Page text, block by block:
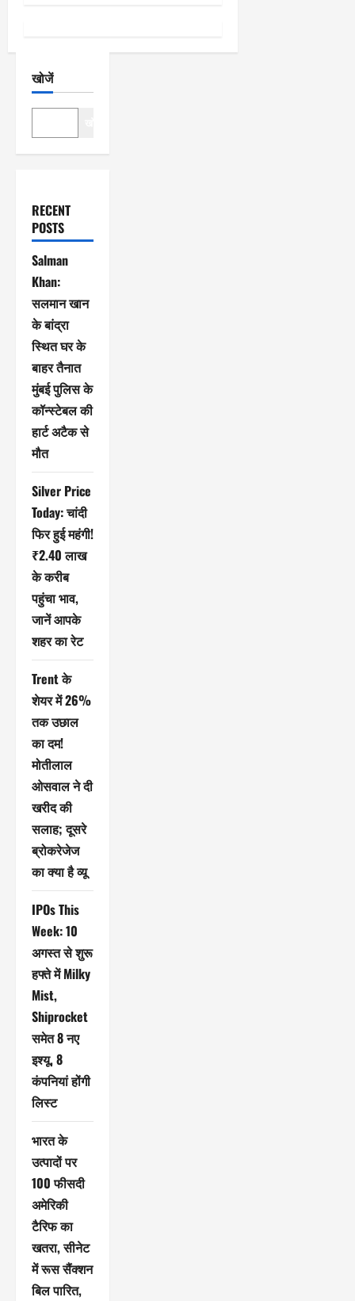
खोजें
RECENT
POSTS
Salman
Khan:
सलमान खान
के बांद्रा
स्थित घर के
बाहर तैनात
मुंबई पुलिस के
कॉन्स्टेबल की
हार्ट अटैक से
मौत
Silver Price
Today: चांदी
फिर हुई महंगी!
₹2.40 लाख
के करीब
पहुंचा भाव,
जानें आपके
शहर का रेट
Trent के
शेयर में 26%
तक उछाल
का दम!
मोतीलाल
ओसवाल ने दी
खरीद की
सलाह; दूसरे
ब्रोकरेजेज
का क्या है व्यू
IPOs This
Week: 10
अगस्त से शुरू
हफ्ते में Milky
Mist,
Shiprocket
समेत 8 नए
इश्यू, 8
कंपनियां होंगी
लिस्ट
भारत के
उत्पादों पर
100 फीसदी
अमेरिकी
टैरिफ का
खतरा, सीनेट
में रूस सैंक्शन
बिल पारित,